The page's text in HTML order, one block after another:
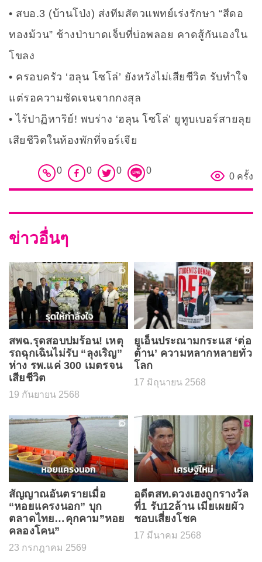
สบอ.3 (บ้านโป่ง) ส่งทีมสัตวแพทย์เร่งรักษา “สีดอ
ทองม้วน” ช้างป่าบาดเจ็บที่บ่อพลอย คาดสู้กันเองใน
โขลง
ครอบครัว ‘ฮลุน โซโล่’ ยังหวังไม่เสียชีวิต รับทำใจ
แต่รอความชัดเจนจากกงสุล
ไร้ปาฏิหาริย์! พบร่าง ‘ฮลุน โซโล่’ ยูทูบเบอร์สายลุย
เสียชีวิตในห้องพักที่จอร์เจีย
0 0 0 0
0 ครั้ง
ข่าวอื่นๆ
สพฉ.รุดสอบปมร้อน! เหตุ
รถฉุกเฉินไม่รับ “ลุงเริญ”
ห่าง รพ.แค่ 300 เมตรจน
เสียชีวิต
19 กันยายน 2568
ยูเอ็นประณามกระแส ‘ต่อ
ต้าน’ ความหลากหลายทั่ว
โลก
17 มิถุนายน 2568
สัญญาณอันตรายเมื่อ
“หอยแครงนอก” บุก
ตลาดไทย…คุกคาม”หอย
คลองโคน”
23 กรกฎาคม 2569
อดีตสท.ดวงเฮงถูกรางวัล
ที่1 รับ12ล้าน เมียเผยผัว
ชอบเสี่ยงโชค
17 มีนาคม 2568